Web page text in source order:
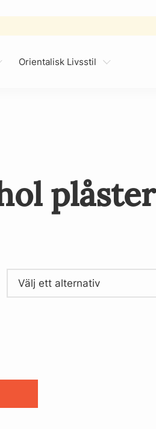
Orientalisk Livsstil
plåster